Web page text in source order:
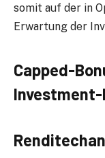
somit auf der in
Erwartung der
Capped-